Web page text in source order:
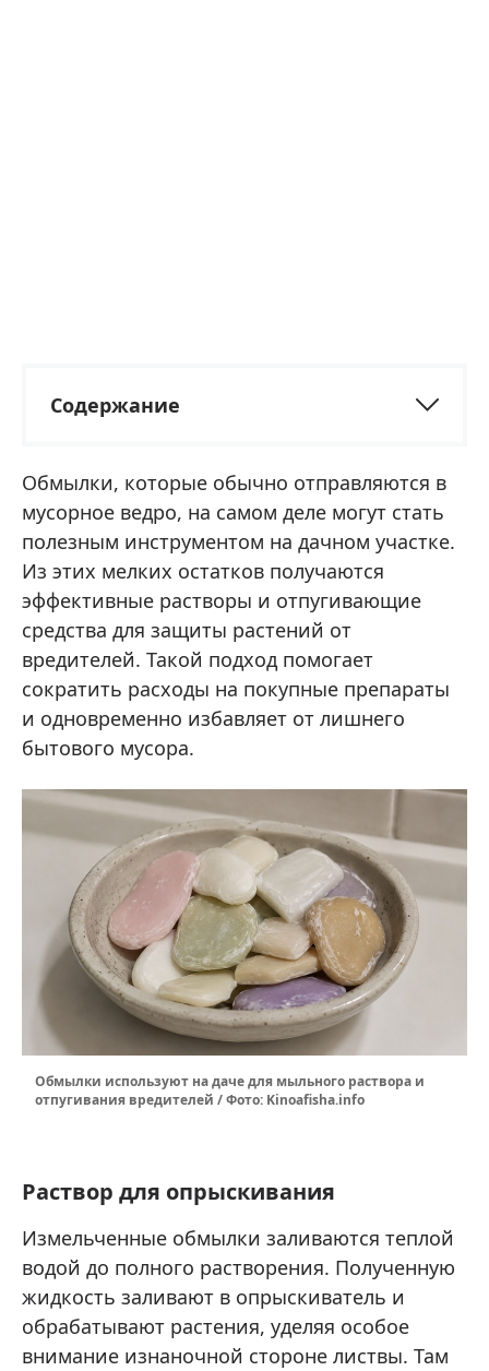
Содержание
Обмылки, которые обычно отправляются в
мусорное ведро, на самом деле могут стать
полезным инструментом на дачном участке.
Из этих мелких остатков получаются
эффективные растворы и отпугивающие
средства для защиты растений от
вредителей. Такой подход помогает
сократить расходы на покупные препараты
и одновременно избавляет от лишнего
бытового мусора.
Обмылки используют на даче для мыльного раствора и
отпугивания вредителей / Фото: Kinoafisha.info
Раствор для опрыскивания
Измельченные обмылки заливаются теплой
водой до полного растворения. Полученную
жидкость заливают в опрыскиватель и
обрабатывают растения, уделяя особое
внимание изнаночной стороне листвы. Там